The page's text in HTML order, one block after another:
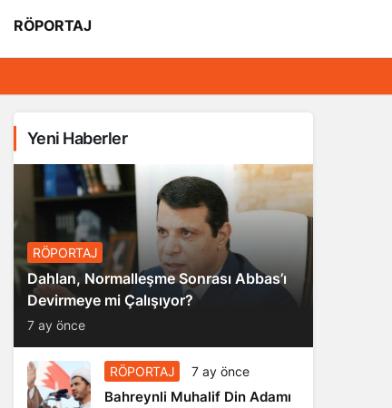
RÖPORTAJ
Yeni Haberler
RÖPORTAJ
Dahlan, Normalleşme Sonrası Abbas’ı
Devirmeye mi Çalışıyor?
7 ay önce
RÖPORTAJ 7 ay önce
Bahreynli Muhalif Din Adamı